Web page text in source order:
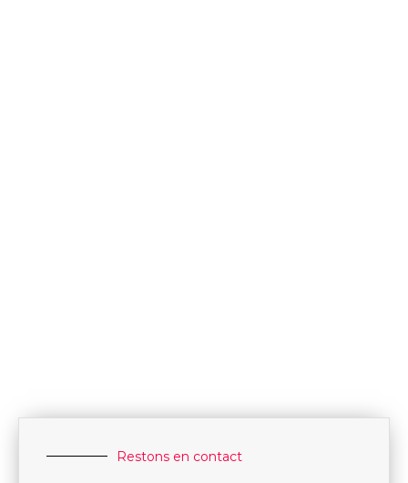
Restons en contact